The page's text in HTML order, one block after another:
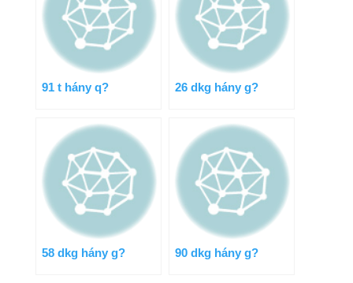
91 t hány q? 26 dkg hány g?
58 dkg hány g? 90 dkg hány g?